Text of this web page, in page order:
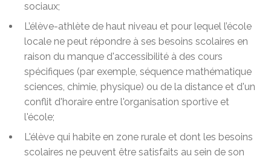
sociaux;
L’élève-athlète de haut niveau et pour lequel l’école
locale ne peut répondre à ses besoins scolaires en
raison du manque d'accessibilité à des cours
spécifiques (par exemple, séquence mathématique
sciences, chimie, physique) ou de la distance et d'un
conflit d'horaire entre l'organisation sportive et
l'école;
L'élève qui habite en zone rurale et dont les besoins
scolaires ne peuvent être satisfaits au sein de son